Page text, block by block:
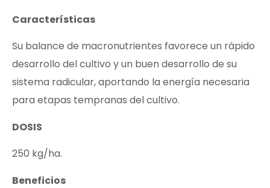
Características
Su balance de macronutrientes favorece un rápido
desarrollo del cultivo y un buen desarrollo de su
sistema radicular, aportando la energía necesaria
para etapas tempranas del cultivo.
DOSIS
250 kg/ha.
Beneficios